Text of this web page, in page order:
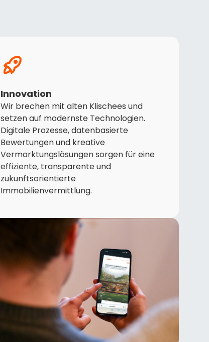
Innovation
Wir brechen mit alten Klischees und
setzen auf modernste Technologien.
Digitale Prozesse, datenbasierte
Bewertungen und kreative
Vermarktungslösungen sorgen für eine
effiziente, transparente und
zukunftsorientierte
Immobilienvermittlung.